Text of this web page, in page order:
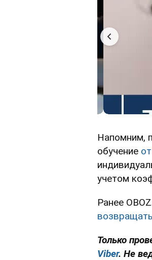
Напомним,
обучение
учетом
Ранее
Только
Viber. Не